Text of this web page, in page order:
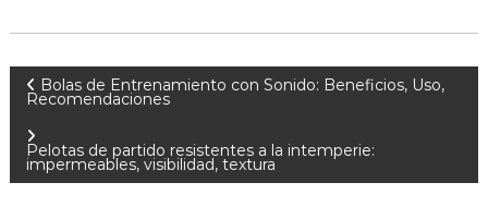
P
s
Bolas de Entrenamiento con Sonido: Beneficios, Uso,
Recomendaciones
Pelotas de partido resistentes a la intemperie:
impermeables, visibilidad, textura